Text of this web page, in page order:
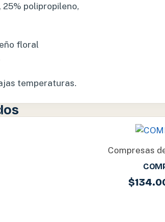
25% polipropileno,
floral
temperaturas.
Compresas
$